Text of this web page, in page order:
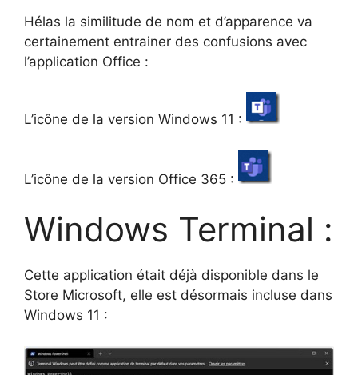
Hélas la similitude de nom et d’apparence va
certainement entrainer des confusions avec
l’application Office :
L’icône de la version Windows 11 :
L’icône de la version Office 365 :
Windows Terminal :
Cette application était déjà disponible dans le
Store Microsoft, elle est désormais incluse dans
Windows 11 :